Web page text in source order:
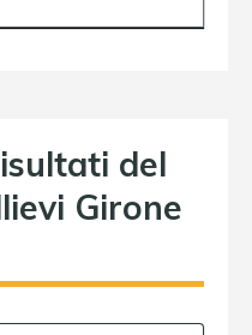
del
Girone